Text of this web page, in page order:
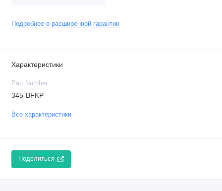
Подробнее о расширенной гарантии
Характеристики
Part Number
345-BFKP
Все характеристики
Поделиться